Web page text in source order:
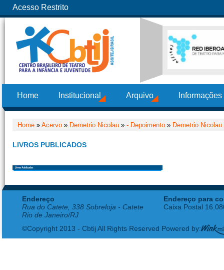
Acesso Restrito
Home Institucional Arquivo
Home » Acervo » Demetrio Nicolau » - Depoimento » Demetrio Nicolau
LIVROS PUBLICADOS
Endereço
Rua do Catete, 338 Sobreloja - Catete
Rio de Janeiro/RJ
Endereço para
Caixa Postal
©Copyright 2013 - Cbtij All Rights Reserved Powered by: